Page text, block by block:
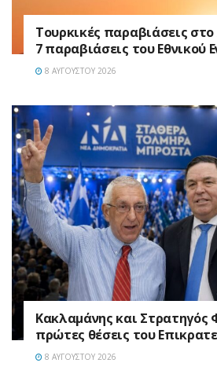
Τουρκικές παραβιάσεις στο
7 παραβιάσεις του Εθνικού
8 ΑΥΓΟΎΣΤΟΥ 2026
Κακλαμάνης και Στρατηγός
πρώτες θέσεις του
8 ΑΥΓΟΎΣΤΟΥ 2026